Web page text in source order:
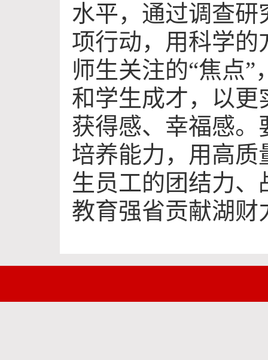
水平，通过调查研
项行动，用科学
师生关注的“焦点
和学生成才，以
获得感、幸福感。
培养能力，用高
生员工的团结力、
教育强省贡献湖财